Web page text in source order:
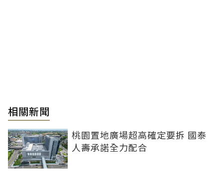
相關新聞
桃園置地廣場超高確定要拆 國泰
人壽承諾全力配合